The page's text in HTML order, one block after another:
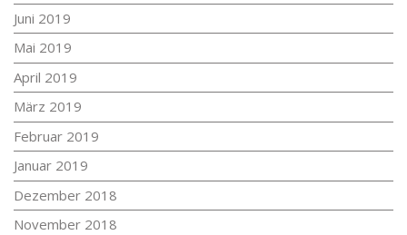
Juni 2019
Mai 2019
April 2019
März 2019
Februar 2019
Januar 2019
Dezember 2018
November 2018